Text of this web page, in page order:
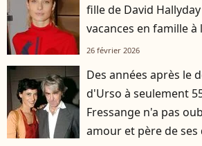
fille de David Hallyday
vacances en famille
26 février 2026
Des années après le
d'Urso à seulement
Fressange n'a pas
amour et père de ses